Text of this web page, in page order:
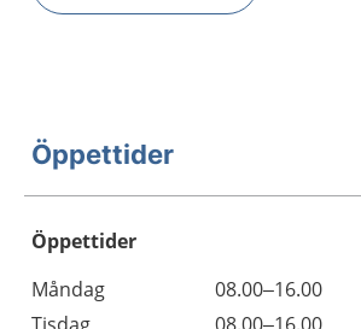
Öppettider
Öppettider
Dag
Öppettider
Kommentarer
Måndag
08.00–16.00